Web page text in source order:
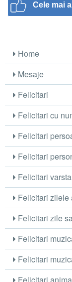
Cele mai
Home
Mesaje
Felicitari
Felicitari cu
Felicitari
Felicitari
Felicitari varsta
Felicitari zilele
Felicitari zile
Felicitari
Felicitari